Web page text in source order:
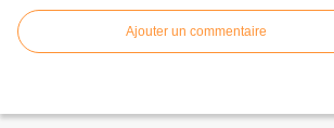
Ajouter un commentaire